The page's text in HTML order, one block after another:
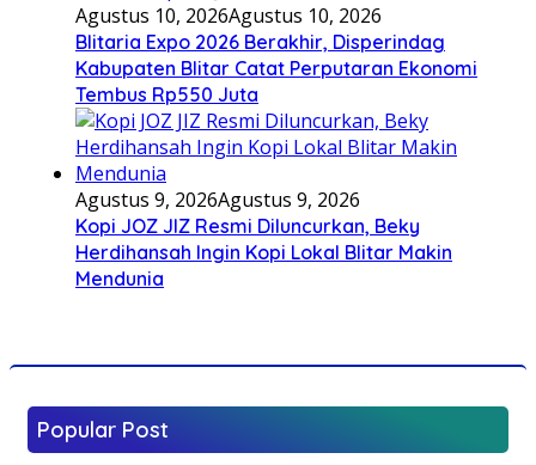
Agustus 10, 2026Agustus 10, 2026
Blitaria Expo 2026 Berakhir, Disperindag
Kabupaten Blitar Catat Perputaran Ekonomi
Tembus Rp550 Juta
Agustus 9, 2026Agustus 9, 2026
Kopi JOZ JIZ Resmi Diluncurkan, Beky
Herdihansah Ingin Kopi Lokal Blitar Makin
Mendunia
Popular Post